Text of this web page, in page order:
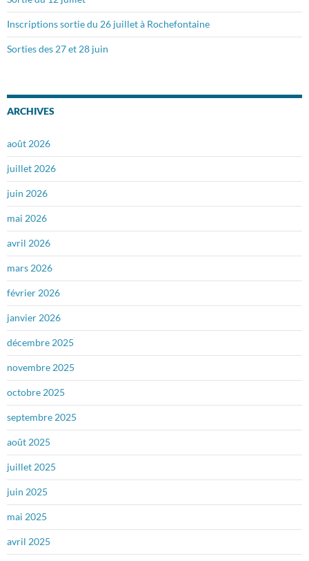
Inscriptions sortie du 26 juillet à Rochefontaine
Sorties des 27 et 28 juin
ARCHIVES
août 2026
juillet 2026
juin 2026
mai 2026
avril 2026
mars 2026
février 2026
janvier 2026
décembre 2025
novembre 2025
octobre 2025
septembre 2025
août 2025
juillet 2025
juin 2025
mai 2025
avril 2025